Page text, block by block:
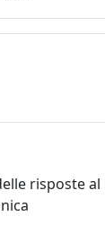
risposte al